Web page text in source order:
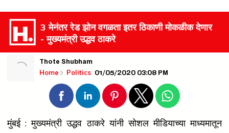
3 मेनंतर रेड झोन वगळता इतर ठिकाणी मोकळीक देणार
- मुख्यमंत्री उद्धव ठाकरे
Thote Shubham
Home Politics 01/05/2020 03:08 PM
मुंबई : मुख्यमंत्री उद्धव ठाकरे यांनी सोशल मीडियाच्या माध्यमातून